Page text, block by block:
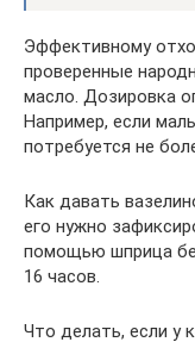
Эффективному
проверенные
масло. Дозировка
Например, если
потребуется не
Как давать
его нужно
помощью шприца
16 часов.
Что делать, если у